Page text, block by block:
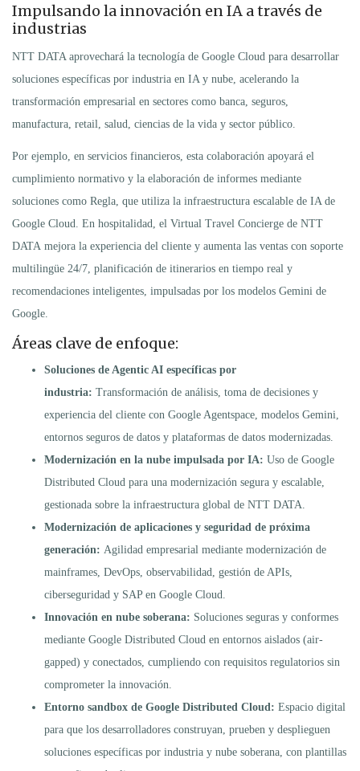
Impulsando la innovación en IA a través de
industrias
NTT DATA aprovechará la tecnología de Google Cloud para desarrollar
soluciones específicas por industria en IA y nube, acelerando la
transformación empresarial en sectores como banca, seguros,
manufactura, retail, salud, ciencias de la vida y sector público.
Por ejemplo, en servicios financieros, esta colaboración apoyará el
cumplimiento normativo y la elaboración de informes mediante
soluciones como Regla, que utiliza la infraestructura escalable de IA de
Google Cloud. En hospitalidad, el Virtual Travel Concierge de NTT
DATA mejora la experiencia del cliente y aumenta las ventas con soporte
multilingüe 24/7, planificación de itinerarios en tiempo real y
recomendaciones inteligentes, impulsadas por los modelos Gemini de
Google.
Áreas clave de enfoque:
Soluciones de Agentic AI específicas por
industria: Transformación de análisis, toma de decisiones y
experiencia del cliente con Google Agentspace, modelos Gemini,
entornos seguros de datos y plataformas de datos modernizadas.
Modernización en la nube impulsada por IA: Uso de Google
Distributed Cloud para una modernización segura y escalable,
gestionada sobre la infraestructura global de NTT DATA.
Modernización de aplicaciones y seguridad de próxima
generación: Agilidad empresarial mediante modernización de
mainframes, DevOps, observabilidad, gestión de APIs,
ciberseguridad y SAP en Google Cloud.
Innovación en nube soberana: Soluciones seguras y conformes
mediante Google Distributed Cloud en entornos aislados (air-
gapped) y conectados, cumpliendo con requisitos regulatorios sin
comprometer la innovación.
Entorno sandbox de Google Distributed Cloud: Espacio digital
para que los desarrolladores construyan, prueben y desplieguen
soluciones específicas por industria y nube soberana, con plantillas